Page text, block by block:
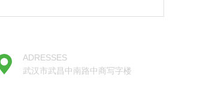
ADRESSES
武汉市武昌中南路中商写字楼